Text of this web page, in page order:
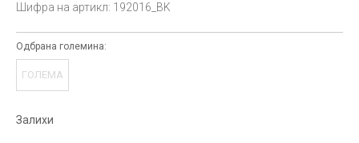
Шифра на артикл: 192016_BK
Одбрана големина:
ГОЛЕМА
Залихи